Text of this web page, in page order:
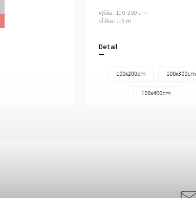
Detail
výška: 100-200 cm
dĺžka: 1-5 m
100x200cm 100x300cm
100x400cm